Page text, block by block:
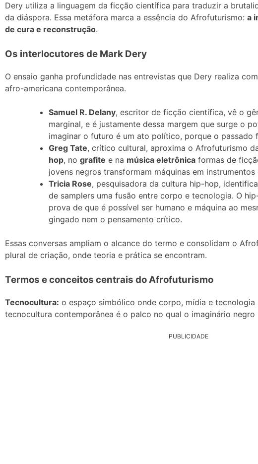
Dery utiliza a linguagem da ficção científica para traduzir a
da diáspora. Essa metáfora marca a essência do Afrofuturismo: a
de cura e reconstrução.
Os interlocutores de Mark Dery
O ensaio ganha profundidade nas entrevistas que Dery realiza
afro-americana contemporânea.
Samuel R. Delany, escritor de ficção científica, vê o
marginal, e é justamente dessa margem que surge o
imaginar o futuro é um ato político, porque o passado
Greg Tate, crítico cultural, aproxima o Afrofuturismo
hop, no grafite e na música eletrônica formas de
jovens negros transformam máquinas em instrumentos
Tricia Rose, pesquisadora da cultura hip-hop,
de samplers uma fusão entre corpo e tecnologia. O
prova de que é possível ser humano e máquina ao
gingado nem o pensamento crítico.
Essas conversas ampliam o alcance do termo e consolidam o
plural de criação, onde teoria e prática se encontram.
Termos e conceitos centrais do Afrofuturismo
Tecnocultura: o espaço simbólico onde corpo, mídia e tecnologia
tecnocultura contemporânea é o palco no qual o imaginário negro
PUBLICIDADE